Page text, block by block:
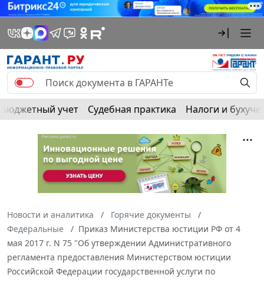
Бюджетный учет Судебная практика Налоги и
Новости и аналитика
Горячие документы
Федеральные
Приказ Министерства юстиции РФ от 4
мая 2017 г. N 75 "Об утверждении Административного
регламента предоставления Министерством юстиции
Российской Федерации государственной услуги по